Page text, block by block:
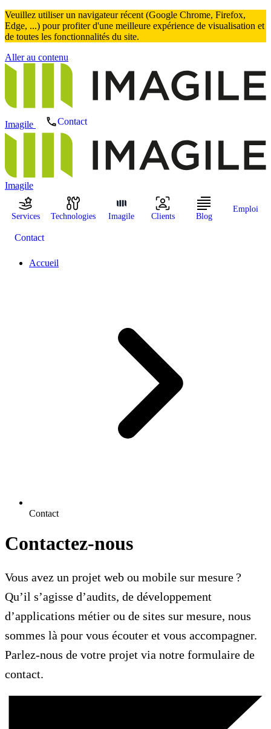
Veuillez utiliser un navigateur récent (Google Chrome, Firefox,
Edge, ...) pour profiter d'une meilleure expérience de visualisation et
de toutes les fonctionnalités du site.
Aller au contenu
Imagile Contact
Imagile
Services Technologies Imagile Clients Blog
Emploi
Contact
Accueil
Contact
Contactez-nous
Vous avez un projet web ou mobile sur mesure ?
Qu’il s’agisse d’audits, de développement
d’applications métier ou de sites sur mesure, nous
sommes là pour vous écouter et vous accompagner.
Parlez-nous de votre projet via notre formulaire de
contact.